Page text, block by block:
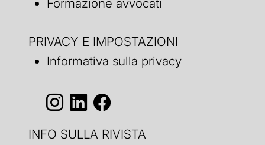
Formazione avvocati
PRIVACY E IMPOSTAZIONI
Informativa sulla privacy
INFO SULLA RIVISTA